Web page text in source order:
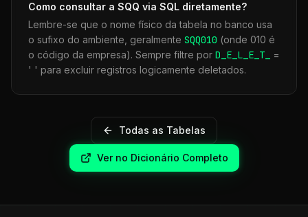
Como consultar a SQQ via SQL diretamente?
Lembre-se que o nome físico da tabela no banco usa
o sufixo do ambiente, geralmente SQQ010 (onde 010 é
o código da empresa). Sempre filtre por D_E_L_E_T_
=
' ' para excluir registros logicamente deletados.
Todas as Tabelas
Ver no Dicionário Completo